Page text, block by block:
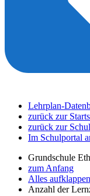
Lehrplan-
zurück zur
zurück zur
Im Schulportal
Grundschule
zum Anfang
Alles aufklappen
Anzahl der